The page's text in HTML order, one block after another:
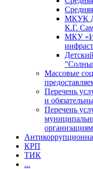
МКУК
К.Г.
МКУ
Массовые
Перечень
и
Перечень
КРП
ТИК
...